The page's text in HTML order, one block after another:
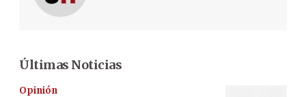
Últimas Noticias
Opinión